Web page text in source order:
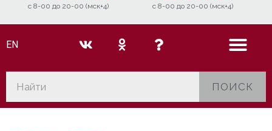
c 8-00 до 20-00 (мск+4) c 8-00 до 20-00 (мск+4)
EN
ПОИСК